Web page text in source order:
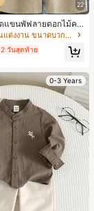
22
ตแขนพัฟลายดอกไม้คอ
หรับผู้หญิงไซส์ใหญ่ +
รงหลวมเอวยางยืด 2 ชิ้
ผลิ/ฤดูร้อน
ใน งานแต่งงาน ขนาดบวก Co-Ords
2 วันสุดท้าย
0-3 Years